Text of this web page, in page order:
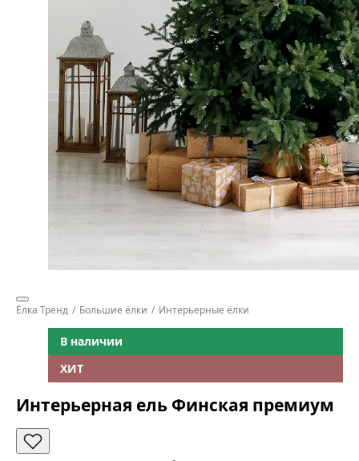
Ёлка Тренд Большие ёлки Интерьерные ёлки
В наличии
ХИТ
Интерьерная ель Финская премиум